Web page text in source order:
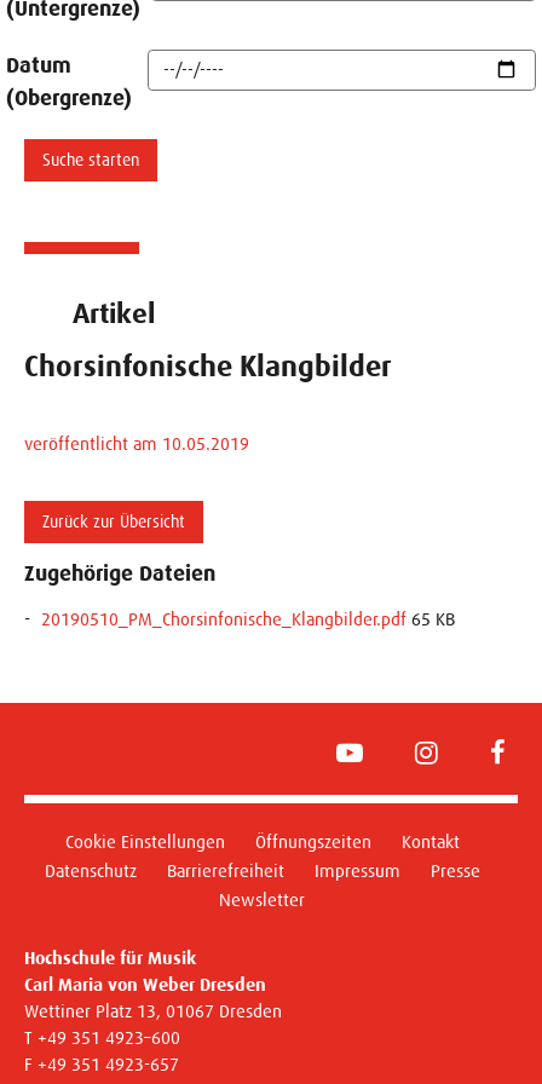
(Untergrenze)
Datum
(Obergrenze)
Artikel
Chorsinfonische Klangbilder
veröffentlicht am 10.05.2019
Zurück zur Übersicht
Zugehörige Dateien
20190510_PM_Chorsinfonische_Klangbilder.pdf 65 KB
YouTube Instagram
Cookie Einstellungen Öffnungszeiten
Kontakt
Datenschutz
Barrierefreiheit Impressum
Presse
Newsletter
Hochschule für Musik
Carl Maria von Weber Dresden
Wettiner Platz 13, 01067 Dresden
T +49 351 4923–600
F +49 351 4923-657